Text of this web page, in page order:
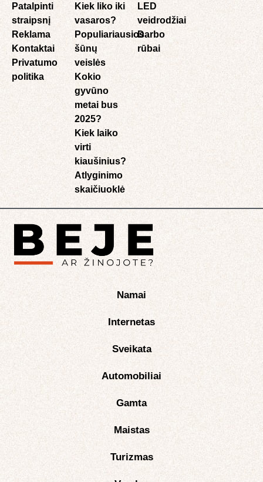
Patalpinti
straipsnį
Reklama
Kontaktai
Privatumo
politika
Kiek liko iki
vasaros?
Populiariausios
šūnų
veislės
Kokio
gyvūno
metai bus
2025?
Kiek laiko
virti
kiaušinius?
Atlyginimo
skaičiuoklė​
LED
veidrodžiai
Darbo
rūbai
Namai
Internetas
Sveikata
Automobiliai
Gamta
Maistas
Turizmas